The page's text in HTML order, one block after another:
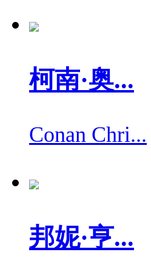
柯南·奥...
Conan Chri...
邦妮·亨...